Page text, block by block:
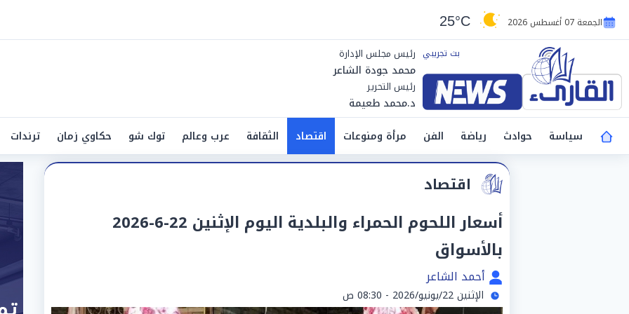
الجمعة 07 أغسطس 2026 25°C
رئيس مجلس الإدارة
محمد جودة الشاعر
رئيس التحرير
د.محمد طعيمة
سياسة
حوادث رياضة الفن مرأة ومنوعات اقتصاد الثقافة عرب وعالم توك شو حكاوي زمان ترندات
اقتصاد
أسعار اللحوم الحمراء والبلدية اليوم الإثنين 22-6-2026
بالأسواق
أحمد الشاعر
الإثنين 22/يونيو/2026 - 08:30 ص